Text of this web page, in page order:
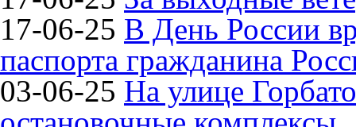
17-06-25 В День России
паспорта гражданина
03-06-25 На улице